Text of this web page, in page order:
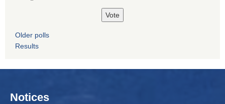
Older polls
Results
Notices